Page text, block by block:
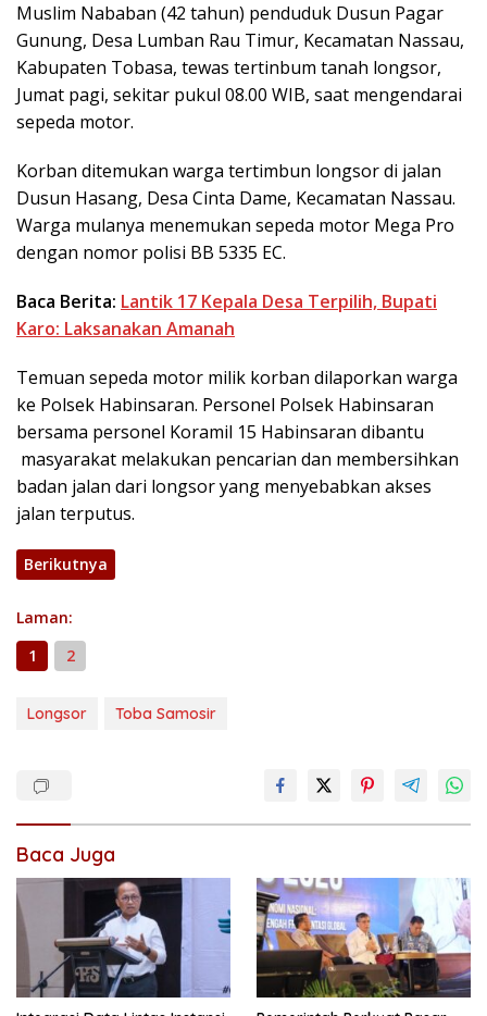
Muslim Nababan (42 tahun) penduduk Dusun Pagar
Gunung, Desa Lumban Rau Timur, Kecamatan Nassau,
Kabupaten Tobasa, tewas tertinbum tanah longsor,
Jumat pagi, sekitar pukul 08.00 WIB, saat mengendarai
sepeda motor.
Korban ditemukan warga tertimbun longsor di jalan
Dusun Hasang, Desa Cinta Dame, Kecamatan Nassau.
Warga mulanya menemukan sepeda motor Mega Pro
dengan nomor polisi BB 5335 EC.
Baca Berita: Lantik 17 Kepala Desa Terpilih, Bupati
Karo: Laksanakan Amanah
Temuan sepeda motor milik korban dilaporkan warga
ke Polsek Habinsaran. Personel Polsek Habinsaran
bersama personel Koramil 15 Habinsaran dibantu
masyarakat melakukan pencarian dan membersihkan
badan jalan dari longsor yang menyebabkan akses
jalan terputus.
Berikutnya
Laman:
1
2
Longsor Toba Samosir
Baca Juga